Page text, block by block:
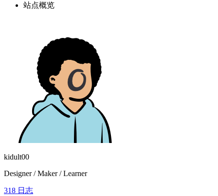
站点概览
kidult00
Designer / Maker / Learner
318 日志